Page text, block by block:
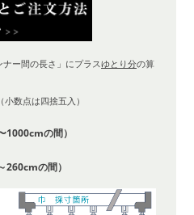
ー間の長さ」にプラスゆとり分の算
数点は四捨五入）
1000cmの間）
260cmの間）